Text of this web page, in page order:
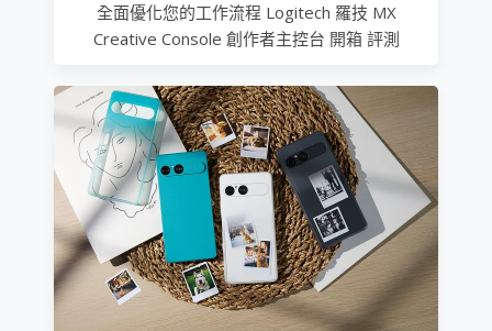
全面優化您的工作流程 Logitech 羅技 MX
Creative Console 創作者主控台 開箱 評測